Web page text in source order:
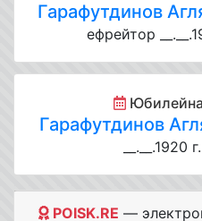
Гарафутдинов
ефрейтор
Гарафутдинов
POISK.RE —